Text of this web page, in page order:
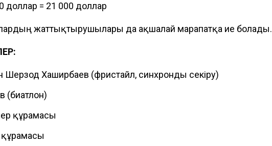
доллар = 21 000 доллар
жаттықтырушылары да ақшалай марапатқа ие болады.
Шерзод Хаширбаев (фристайл, синхронды секіру)
(биатлон)
құрамасы